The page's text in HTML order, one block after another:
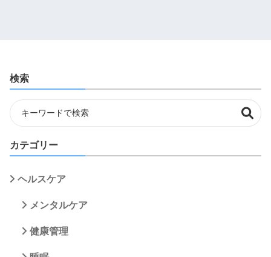
検索
カテゴリー
ヘルスケア
メンタルケア
健康管理